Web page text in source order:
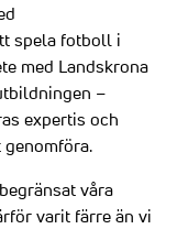
spela fotboll i
med Landskrona
–
expertis och
våra
varit färre än vi